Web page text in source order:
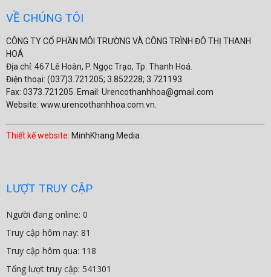
VỀ CHÚNG TÔI
CÔNG TY CỔ PHẦN MÔI TRƯỜNG VÀ CÔNG TRÌNH ĐÔ THỊ THANH
HOÁ
Địa chỉ: 467 Lê Hoàn, P. Ngọc Trạo, Tp. Thanh Hoá.
Điện thoại: (037)3.721205; 3.852228; 3.721193
Fax: 0373.721205. Email: Urencothanhhoa@gmail.com
Website: www.urencothanhhoa.com.vn.
Thiết kế website: MinhKhang Media
LƯỢT TRUY CẬP
Người đang online: 0
Truy cập hôm nay: 81
Truy cập hôm qua: 118
Tổng lượt truy cập: 541301